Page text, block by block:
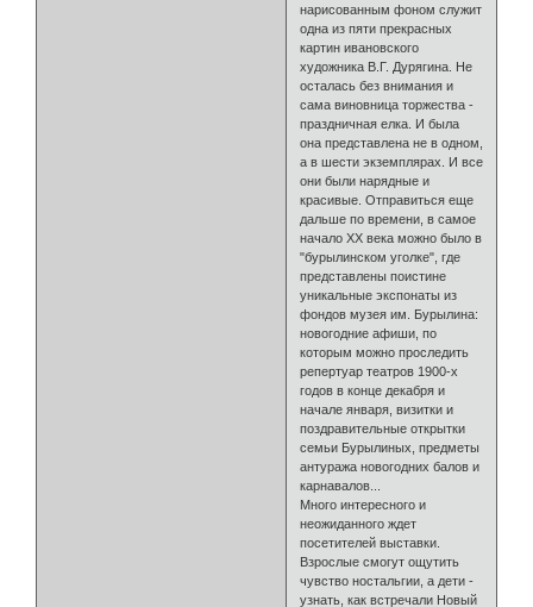
нарисованным фоном служит
одна из пяти прекрасных
картин ивановского
художника В.Г. Дурягина. Не
осталась без внимания и
сама виновница торжества -
праздничная елка. И была
она представлена не в одном,
а в шести экземплярах. И все
они были нарядные и
красивые. Отправиться еще
дальше по времени, в самое
начало ХХ века можно было в
"бурылинском уголке", где
представлены поистине
уникальные экспонаты из
фондов музея им. Бурылина:
новогодние афиши, по
которым можно проследить
репертуар театров 1900-х
годов в конце декабря и
начале января, визитки и
поздравительные открытки
семьи Бурылиных, предметы
антуража новогодних балов и
карнавалов...
Много интересного и
неожиданного ждет
посетителей выставки.
Взрослые смогут ощутить
чувство ностальгии, а дети -
узнать, как встречали Новый